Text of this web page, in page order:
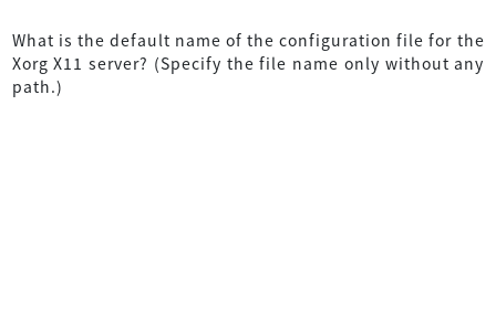
What is the default name of the configuration file for the
Xorg X11 server? (Specify the file name only without any
path.)